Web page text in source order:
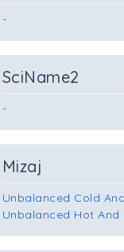
-
SciName2
-
Mizaj
Unbalanced Cold
Unbalanced Hot And